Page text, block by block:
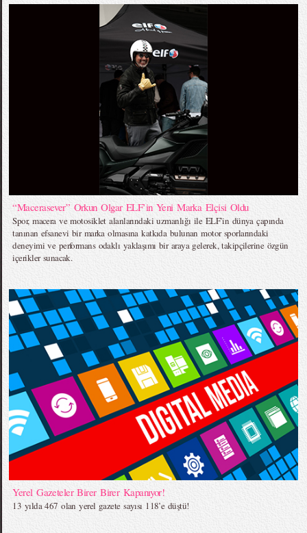
“Macerasever” Orkun Olgar ELF’in Yeni Marka Elçisi Oldu
Spor, macera ve motosiklet alanlarındaki uzmanlığı ile ELF’in dünya çapında
tanınan efsanevi bir marka olmasına katkıda bulunan motor sporlarındaki
deneyimi ve performans odaklı yaklaşımı bir araya gelerek, takipçilerine özgün
içerikler sunacak.
Yerel Gazeteler Birer Birer Kapanıyor!
13 yılda 467 olan yerel gazete sayısı 118’e düştü!